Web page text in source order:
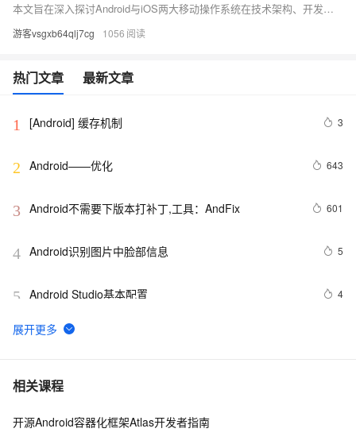
本文旨在深入探讨Android与iOS两大移动操作系统在技术架构、开发环境及市场表现上的核心差异，为开发者和技术爱好者提供全面的视角。通过对比分析，揭示两者如何塑造了当今多样化的移动应用生态，并对未来发展趋势进行了展望。 ####
游客vsgxb64qlj7cg 1056
热门文章 最新文章
1 [Android] 缓存机制 3
2 Android——优化 643
3 Android不需要下版本打补丁,工具：AndFix 601
4 Android识别图片中脸部信息 5
5 Android Studio基本配置 4
6 Android Socket与服务器通信通用Demo
7 FFmpeg开发笔记（五十九）Linux编译ijkplayer的
8 申请google android map api key
相关课程
开源Android容器化框架Atlas开发者指南